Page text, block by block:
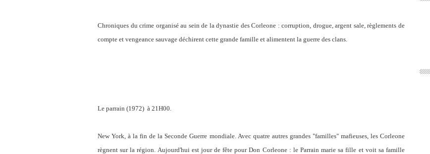
Chroniques du crime organisé au sein de la dynastie des Corleone : corruption, drogue, argent sale, règlements de
compte et vengeance sauvage déchirent cette grande famille et alimentent la guerre des clans.
Le parrain (1972) à 21H00.
New York, à la fin de la Seconde Guerre mondiale. Avec quatre autres grandes "familles" mafieuses, les Corleone
règnent sur la région. Aujourd'hui est jour de fête pour Don Corleone : le Parrain marie sa fille et voit sa famille